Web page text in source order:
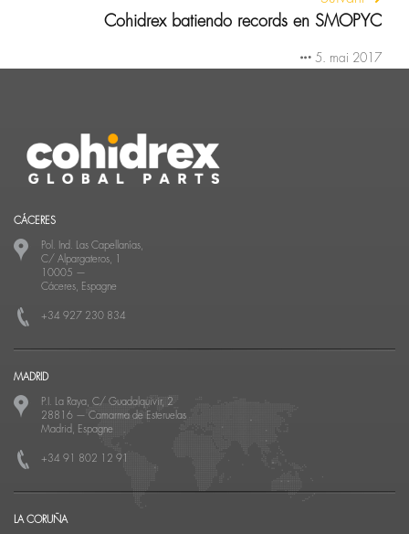
Cohidrex batiendo records en SMOPYC
5. mai 2017
CÁCERES
Pol. Ind. Las Capellanías,
C/ Alpargateros, 1
10005 —
Cáceres, Espagne
+34 927 230 834
MADRID
P.I. La Raya, C/ Guadalquivir, 2
28816 — Camarma de Esteruelas
Madrid, Espagne
+34 91 802 12 91
LA CORUÑA